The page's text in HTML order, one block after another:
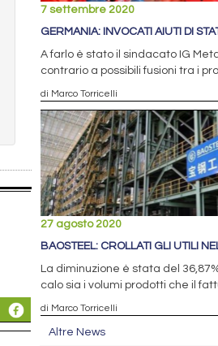
7 settembre 2020
GERMANIA: INVOCATI AIUTI DI
A farlo è stato il sindacato IG
contrario a possibili fusioni tra i
di Marco Torricelli
27 agosto 2020
BAOSTEEL: CROLLATI GLI UTILI
La diminuzione è stata del
calo sia i volumi prodotti che il
di Marco Torricelli
Altre News